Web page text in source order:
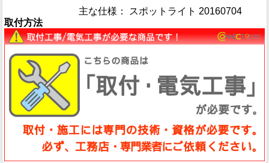
主な仕様： スポットライト 20160704
取付方法